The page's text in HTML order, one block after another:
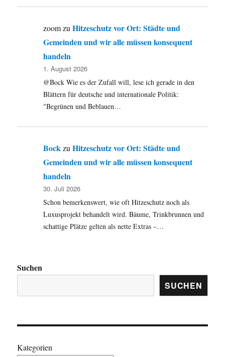
zoomzuHitzeschutz vor Ort: Städte und
Gemeinden und wir alle müssen konsequent
handeln
1. August 2026
@Bock Wie es der Zufall will, lese ich gerade in den
Blättern für deutsche und internationale Politik:
"Begrünen und Beblauen…
BockzuHitzeschutz vor Ort: Städte und
Gemeinden und wir alle müssen konsequent
handeln
30. Juli 2026
Schon bemerkenswert, wie oft Hitzeschutz noch als
Luxusprojekt behandelt wird. Bäume, Trinkbrunnen und
schattige Plätze gelten als nette Extras –…
Suchen
SUCHEN
Kategorien